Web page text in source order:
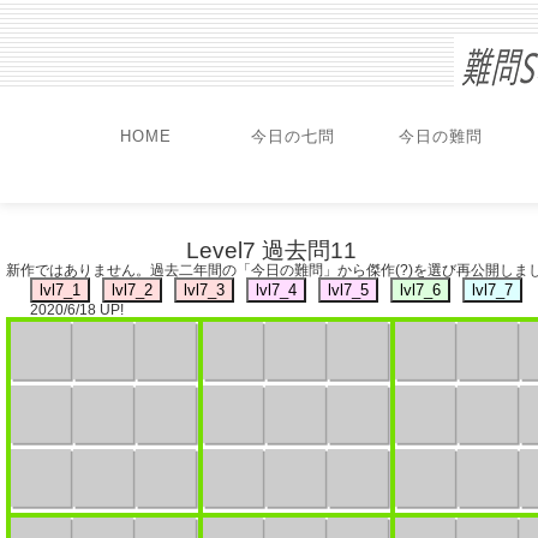
HOME 今日の七問 今日の難問
Level7 過去問11
新作ではありません。過去二年間の「今日の難問」から傑作(?)を選び再公開しま
2020/6/18 UP!